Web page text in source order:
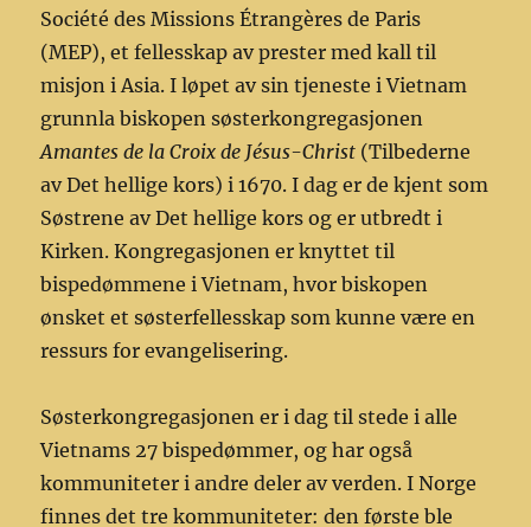
Société des Missions Étrangères de Paris
(MEP), et fellesskap av prester med kall til
misjon i Asia. I løpet av sin tjeneste i Vietnam
grunnla biskopen søsterkongregasjonen
Amantes de la Croix de Jésus-Christ (Tilbederne
av Det hellige kors) i 1670. I dag er de kjent som
Søstrene av Det hellige kors og er utbredt i
Kirken. Kongregasjonen er knyttet til
bispedømmene i Vietnam, hvor biskopen
ønsket et søsterfellesskap som kunne være en
ressurs for evangelisering.
Søsterkongregasjonen er i dag til stede i alle
Vietnams 27 bispedømmer, og har også
kommuniteter i andre deler av verden. I Norge
finnes det tre kommuniteter: den første ble